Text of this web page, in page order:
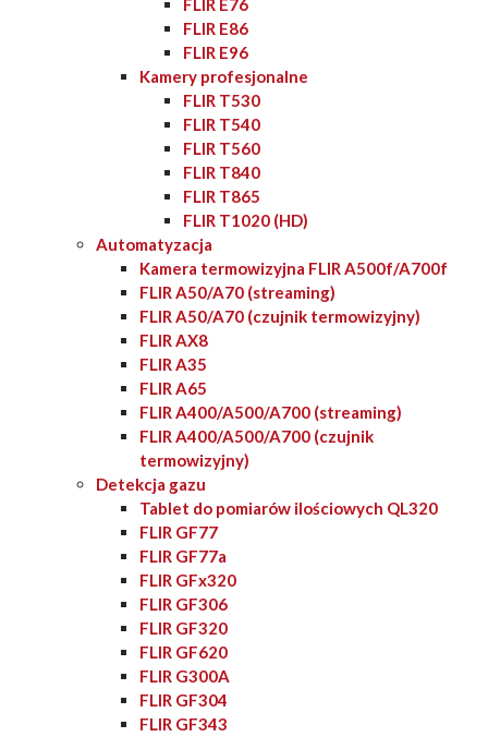
FLIR E76
FLIR E86
FLIR E96
Kamery profesjonalne
FLIR T530
FLIR T540
FLIR T560
FLIR T840
FLIR T865
FLIR T1020 (HD)
Automatyzacja
Kamera termowizyjna FLIR A500f/A700f
FLIR A50/A70 (streaming)
FLIR A50/A70 (czujnik termowizyjny)
FLIR AX8
FLIR A35
FLIR A65
FLIR A400/A500/A700 (streaming)
FLIR A400/A500/A700 (czujnik
termowizyjny)
Detekcja gazu
Tablet do pomiarów ilościowych QL320
FLIR GF77
FLIR GF77a
FLIR GFx320
FLIR GF306
FLIR GF320
FLIR GF620
FLIR G300A
FLIR GF304
FLIR GF343